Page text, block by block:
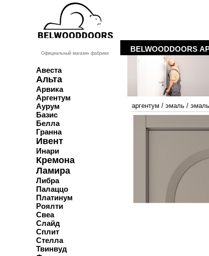
Официальный магазин фабрики
Авеста
Альта
Арвика
Аргентум
Аурум
Базис
Белла
Гранна
Ивент
Инари
Кремона
Ламира
Либра
Палаццо
Платинум
Роялти
Свеа
Слайд
Сплит
Стелла
Твинвуд
аргентум / эмаль /